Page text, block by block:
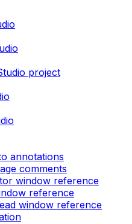
project
annotations
comments
window reference
reference
window reference